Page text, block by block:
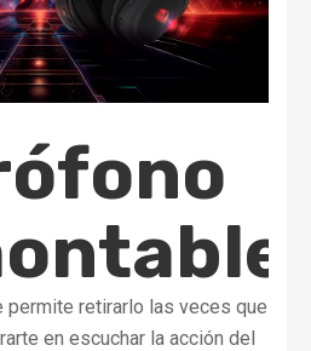
permite retirarlo las veces que
en escuchar la acción del